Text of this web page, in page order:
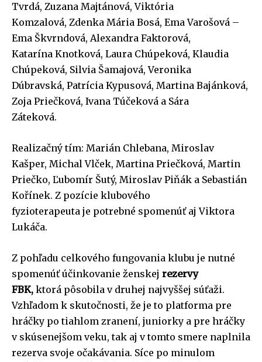
Tvrdá, Zuzana Majtánová, Viktória
Komzalová, Zdenka Mária Bosá, Ema Varošová –
Ema Škvrndová, Alexandra Faktorová,
Katarína Knotková, Laura Chúpeková, Klaudia
Chúpeková, Silvia Šamajová, Veronika
Dúbravská, Patrícia Kypusová, Martina Bajánková,
Zoja Priečková, Ivana Túčeková a Sára
Záteková.
Realizačný tím: Marián Chlebana, Miroslav
Kašper, Michal Vlček, Martina Priečková, Martin
Priečko, Ľubomír Šutý, Miroslav Piňák a Sebastián
Kořínek. Z pozície klubového
fyzioterapeuta je potrebné spomenúť aj Viktora
Lukáča.
Z pohľadu celkového fungovania klubu je nutné
spomenúť účinkovanie ženskej rezervy
FBK, ktorá pôsobila v druhej najvyššej súťaži.
Vzhľadom k skutočnosti, že je to platforma pre
hráčky po tiahlom zranení, juniorky a pre hráčky
v skúsenejšom veku, tak aj v tomto smere naplnila
rezerva svoje očakávania. Síce po minulom